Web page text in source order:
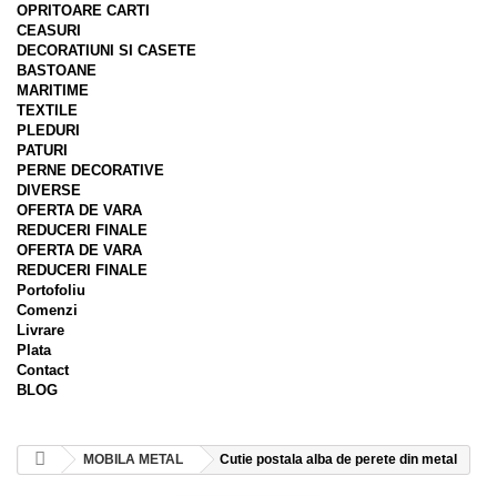
OPRITOARE CARTI
CEASURI
DECORATIUNI SI CASETE
BASTOANE
MARITIME
TEXTILE
PLEDURI
PATURI
PERNE DECORATIVE
DIVERSE
OFERTA DE VARA
REDUCERI FINALE
OFERTA DE VARA
REDUCERI FINALE
Portofoliu
Comenzi
Livrare
Plata
Contact
BLOG
MOBILA METAL Cutie postala alba de perete din metal